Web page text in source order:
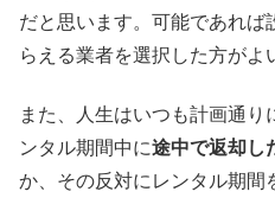
だと思います。可能であれば
らえる業者を選択した方がよ
また、人生はいつも計画通
ンタル期間中に途中で返却し
か、その反対にレンタル期間